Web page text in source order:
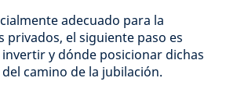
adecuado para la
privados, el siguiente paso es
y dónde posicionar dichas
camino de la jubilación.